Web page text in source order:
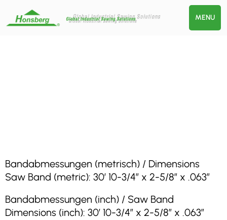
MENU
Bandabmessungen (metrisch) / Dimensions
Saw Band (metric): 30′ 10-3/4″ x 2-5/8″ x .063″
Bandabmessungen (inch) / Saw Band
Dimensions (inch): 30′ 10-3/4″ x 2-5/8″ x .063″